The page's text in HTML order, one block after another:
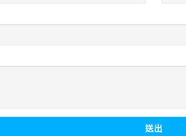
送出